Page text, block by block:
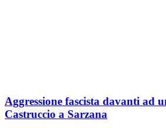
Aggressione fascista davanti ad
Castruccio a Sarzana